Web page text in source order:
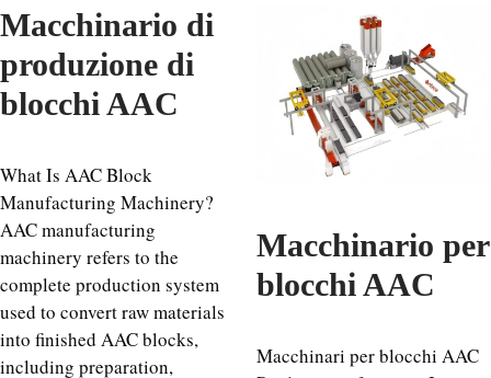
Macchinario di
produzione di
blocchi AAC
What Is AAC Block
Manufacturing Machinery?
AAC manufacturing
machinery refers to the
complete production system
used to convert raw materials
into finished AAC blocks,
including preparation,
Macchinario per
blocchi AAC
Macchinari per blocchi AAC